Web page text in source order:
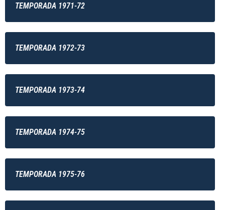
TEMPORADA 1971-72
TEMPORADA 1972-73
TEMPORADA 1973-74
TEMPORADA 1974-75
TEMPORADA 1975-76